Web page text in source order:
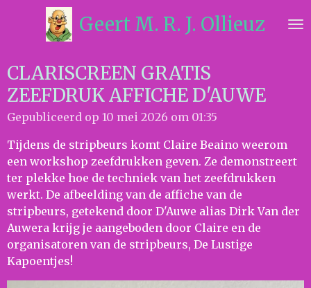
de
hoofdinhoud
Geert M. R. J. Ollieuz
CLARISCREEN GRATIS
ZEEFDRUK AFFICHE D'AUWE
Gepubliceerd op 10 mei 2026 om 01:35
Tijdens de stripbeurs komt Claire Beaino weerom
een workshop zeefdrukken geven. Ze demonstreert
ter plekke hoe de techniek van het zeefdrukken
werkt. De afbeelding van de affiche van de
stripbeurs, getekend door D'Auwe alias Dirk Van der
Auwera krijg je aangeboden door Claire en de
organisatoren van de stripbeurs, De Lustige
Kapoentjes!